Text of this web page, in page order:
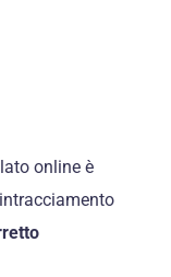
online è